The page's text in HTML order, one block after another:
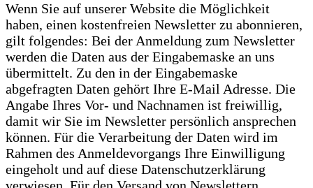
Wenn Sie auf unserer Website die Möglichkeit
haben, einen kostenfreien Newsletter zu abonnieren,
gilt folgendes: Bei der Anmeldung zum Newsletter
werden die Daten aus der Eingabemaske an uns
übermittelt. Zu den in der Eingabemaske
abgefragten Daten gehört Ihre E-Mail Adresse. Die
Angabe Ihres Vor- und Nachnamen ist freiwillig,
damit wir Sie im Newsletter persönlich ansprechen
können. Für die Verarbeitung der Daten wird im
Rahmen des Anmeldevorgangs Ihre Einwilligung
eingeholt und auf diese Datenschutzerklärung